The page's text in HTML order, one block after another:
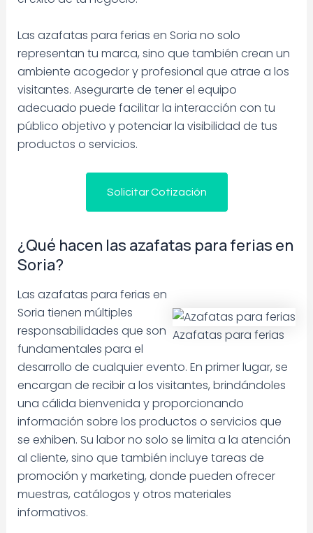
Las azafatas para ferias en Soria no solo
representan tu marca, sino que también crean un
ambiente acogedor y profesional que atrae a los
visitantes. Asegurarte de tener el equipo
adecuado puede facilitar la interacción con tu
público objetivo y potenciar la visibilidad de tus
productos o servicios.
Solicitar Cotización
¿Qué hacen las azafatas para ferias en
Soria?
Azafatas para ferias
Las azafatas para ferias en
Soria tienen múltiples
responsabilidades que son
fundamentales para el
desarrollo de cualquier evento. En primer lugar, se
encargan de recibir a los visitantes, brindándoles
una cálida bienvenida y proporcionando
información sobre los productos o servicios que
se exhiben. Su labor no solo se limita a la atención
al cliente, sino que también incluye tareas de
promoción y marketing, donde pueden ofrecer
muestras, catálogos y otros materiales
informativos.